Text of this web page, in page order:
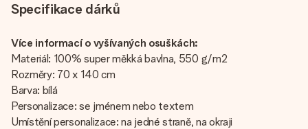
Specifikace dárků
Více informací o vyšívaných osuškách:
Materiál: 100% super měkká bavlna, 550 g/m2
Rozměry: 70 x 140 cm
Barva: bílá
Personalizace: se jménem nebo textem
Umístění personalizace: na jedné straně, na okraji